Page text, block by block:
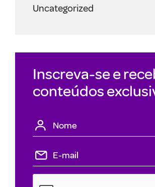
Uncategorized
Inscreva-se e
conteúdos